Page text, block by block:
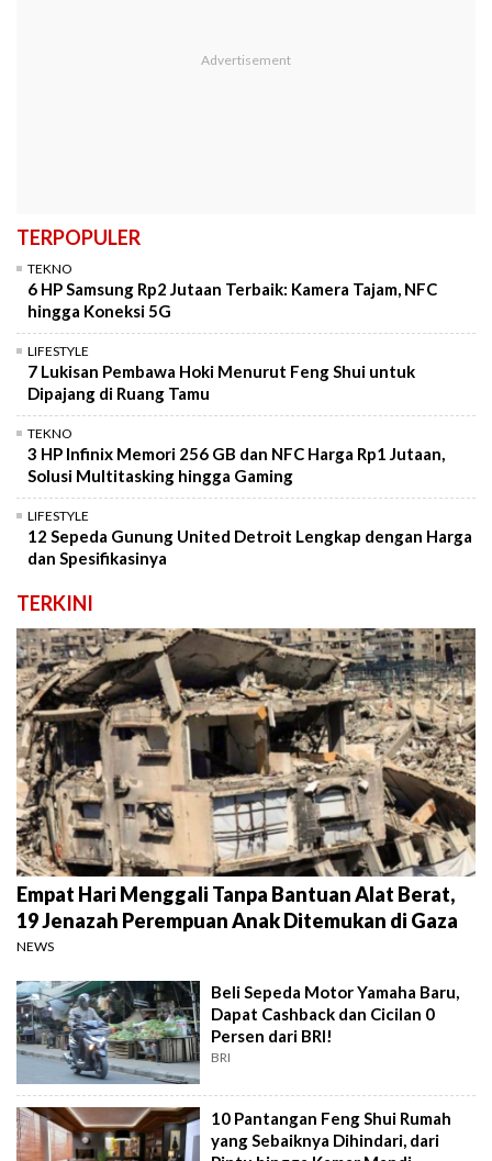
TERPOPULER
TEKNO
6 HP Samsung Rp2 Jutaan Terbaik: Kamera Tajam, NFC
hingga Koneksi 5G
LIFESTYLE
7 Lukisan Pembawa Hoki Menurut Feng Shui untuk
Dipajang di Ruang Tamu
TEKNO
3 HP Infinix Memori 256 GB dan NFC Harga Rp1 Jutaan,
Solusi Multitasking hingga Gaming
LIFESTYLE
12 Sepeda Gunung United Detroit Lengkap dengan Harga
dan Spesifikasinya
TERKINI
Empat Hari Menggali Tanpa Bantuan Alat Berat,
19 Jenazah Perempuan Anak Ditemukan di Gaza
NEWS
Beli Sepeda Motor Yamaha Baru,
Dapat Cashback dan Cicilan 0
Persen dari BRI!
BRI
10 Pantangan Feng Shui Rumah
yang Sebaiknya Dihindari, dari